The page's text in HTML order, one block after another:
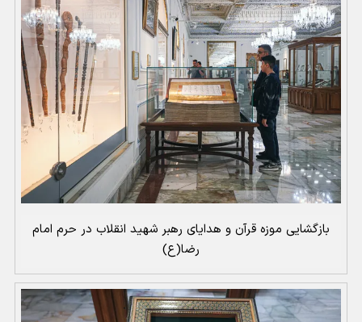
بازگشایی موزه قرآن و هدایای رهبر شهید انقلاب در حرم امام
رضا(ع)